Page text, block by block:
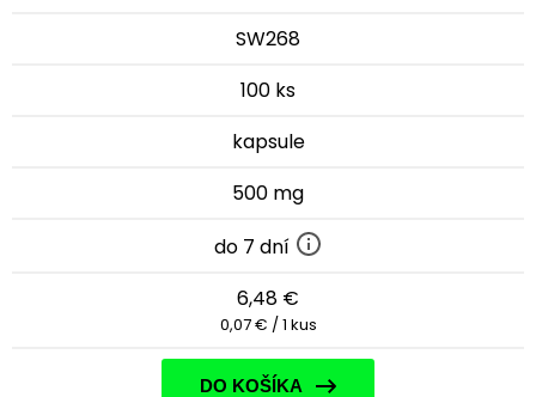
SW268
100 ks
kapsule
500 mg
do 7 dní
6,48 €
0,07 € / 1 kus
DO KOŠÍKA